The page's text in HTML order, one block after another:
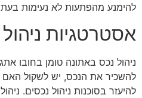
להימנע מהפתעות לא נעימות
אסטרטגיות
ניהול נכס באתונה טומן בחובו
להשכיר את הנכס, יש לשקול האם
להיעזר בסוכנות ניהול נכסים.